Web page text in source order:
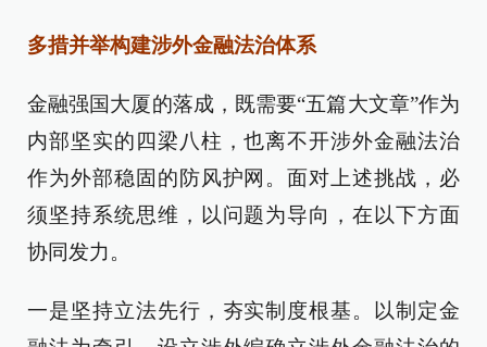
多措并举构建涉外金融法治体系
金融强国大厦的落成，既需要“五篇大文章”作为
内部坚实的四梁八柱，也离不开涉外金融法治
作为外部稳固的防风护网。面对上述挑战，必
须坚持系统思维，以问题为导向，在以下方面
协同发力。
一是坚持立法先行，夯实制度根基。以制定金